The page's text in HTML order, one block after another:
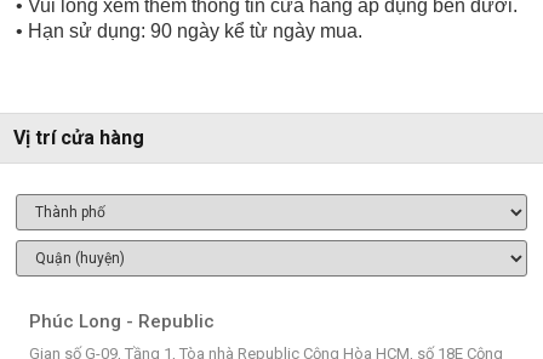
• Vui lòng xem thêm thông tin cửa hàng áp dụng bên dưới.
• Hạn sử dụng: 90 ngày kể từ ngày mua.
Vị trí cửa hàng
Phúc Long - Republic
Gian số G-09, Tầng 1, Tòa nhà Republic Cộng Hòa HCM, số 18E Cộng